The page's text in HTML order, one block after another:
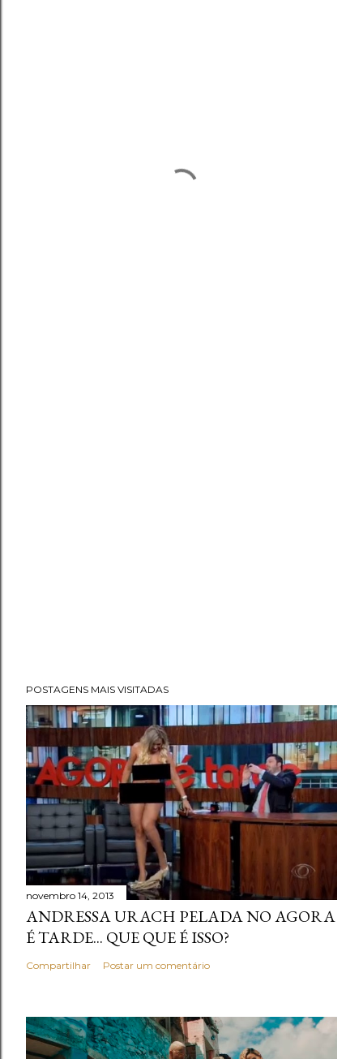
POSTAGENS MAIS VISITADAS
novembro 14, 2013
ANDRESSA URACH PELADA NO AGORA
É TARDE... QUE QUE É ISSO?
Compartilhar Postar um comentário